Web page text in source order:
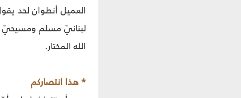
لبنانيّ مسلم ومسيحيّ
الله المختار.
* هذا انتصاركم